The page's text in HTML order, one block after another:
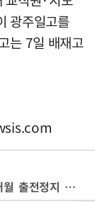
광주일고를
는 7일 배재고
한 번만 기회를…'눈물의 사과' 배재고, 6개월 출전정지 징계 감경되나